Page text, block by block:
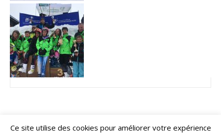
Ce site utilise des cookies pour améliorer votre expérience